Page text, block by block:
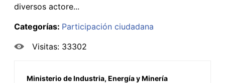
diversos actore...
Categorías: Participación ciudadana
Visitas: 33302
Ministerio de Industria, Energía y Minería